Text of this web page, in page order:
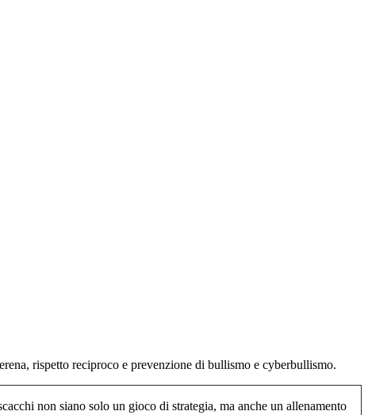
rispetto reciproco e prevenzione di bullismo e cyberbullismo.
non siano solo un gioco di strategia, ma anche un allenamento